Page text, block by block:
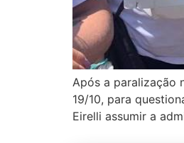
Após a paralização
19/10, para
Eirelli assumir a